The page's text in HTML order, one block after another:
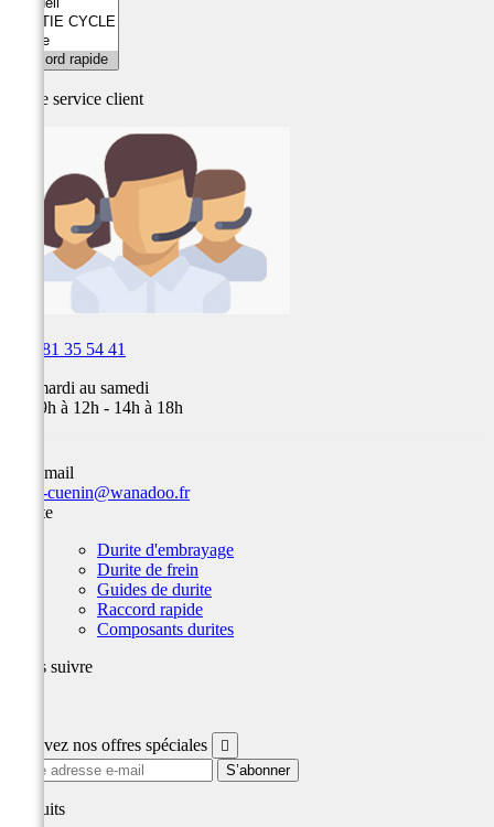
Notre service client
03 81 35 54 41
Du mardi au samedi
de 09h à 12h - 14h à 18h
Par email
team-cuenin@wanadoo.fr
Durite
Durite d'embrayage
Durite de frein
Guides de durite
Raccord rapide
Composants durites
Nous suivre
Recevez nos offres spéciales 
produits